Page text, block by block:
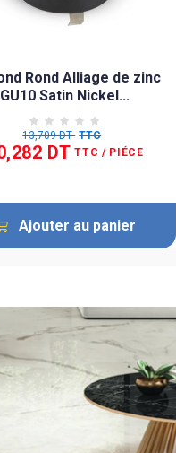
Rond Alliage de zinc
GU10 Satin Nickel...
13,709 DT TTC
DT TTC / PIÉCE
Ajouter au panier